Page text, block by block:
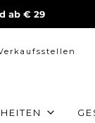
ab € 29